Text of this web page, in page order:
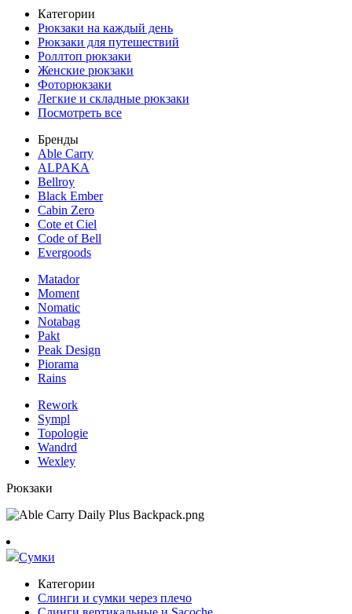
Категории
Рюкзаки на каждый день
Рюкзаки для путешествий
Роллтоп рюкзаки
Женские рюкзаки
Фоторюкзаки
Легкие и складные рюкзаки
Посмотреть все
Бренды
Able Carry
ALPAKA
Bellroy
Black Ember
Cabin Zero
Cote et Ciel
Code of Bell
Evergoods
Matador
Moment
Nomatic
Notabag
Pakt
Peak Design
Piorama
Rains
Rework
Sympl
Topologie
Wandrd
Wexley
Рюкзаки
Сумки
Категории
Слинги и сумки через плечо